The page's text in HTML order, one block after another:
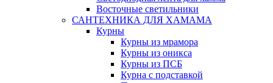
Восточные светильники
САНТЕХНИКА ДЛЯ ХАМАМА
Курны
Курны из мрамора
Курны из оникса
Курны из ПСБ
Курна с подставкой